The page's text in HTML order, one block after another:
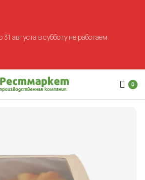
0
августа в субботу не работаем